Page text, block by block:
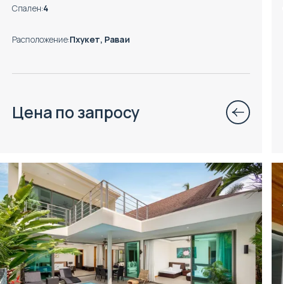
Спален:4
Расположение:Пхукет, Раваи
Цена по запросу